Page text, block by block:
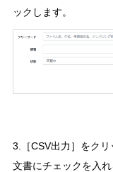
ックします。
3.［CSV出力］をクリ
文書にチェックを入